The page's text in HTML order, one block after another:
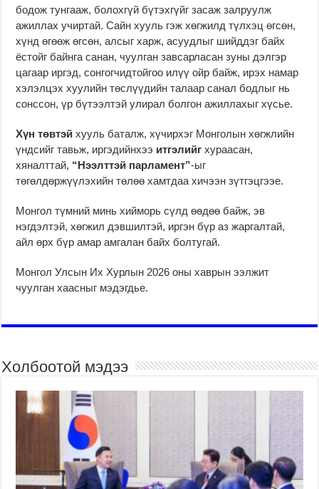
бодож тунгааж, болохгүй бүтэхгүйг засаж залруулж
ажиллах учиртай. Сайн хууль гэж хөгжилд түлхэц өгсөн,
хүнд өгөөж өгсөн, алсыг харж, асуудлыг шийддэг байх
ёстойг байнга санан, чуулган завсарласан зуны дэлгэр
цагаар иргэд, сонгогчидтойгоо илүү ойр байж, ирэх намар
хэлэлцэх хуулийн төслүүдийн талаар санал бодлыг нь
сонссон, үр бүтээлтэй улирал болгон ажиллахыг хүсье.
Хүн төвтэй хууль баталж, хүчирхэг Монголын хөгжлийн
үндсийг тавьж, иргэдийнхээ итгэлийгхураасан,
хяналттай, “Нээлттэй парламент”-ыг
төгөлдөржүүлэхийн төлөө хамтдаа хичээн зүтгэцгээе.
Монгол түмний минь хийморь сүлд өөдөө байж, эв
нэгдэлтэй, хөгжил дэвшилтэй, иргэн бүр аз жаргалтай,
айл өрх бүр амар амгалан байх болтугай.
Монгол Улсын Их Хурлын 2026 оны хаврын ээлжит
чуулган хаасныг мэдэгдье.
Холбоотой мэдээ